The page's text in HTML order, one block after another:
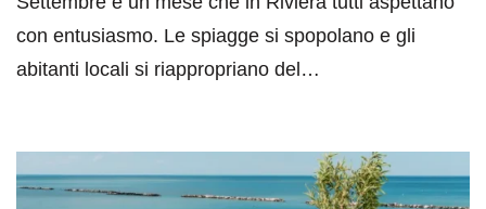
con entusiasmo. Le spiagge si spopolano e gli
abitanti locali si riappropriano del…